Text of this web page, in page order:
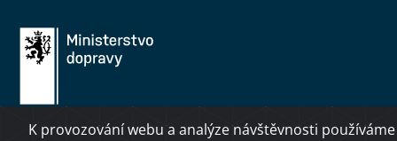
MINISTERSTVO
UŽITEČNÉ
K provozování webu a analýze návštěvnosti používáme